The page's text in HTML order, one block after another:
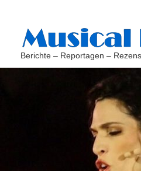
Berichte – Reportagen –